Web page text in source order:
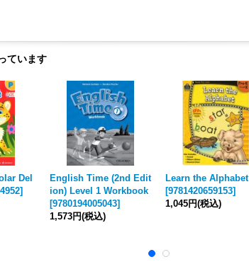
ています
Del
]
English Time (2nd Edit
ion) Level 1 Workbook
[9780194005043]
1,573円(税込)
Learn the Alphabet
[9781420659153]
1,045円(税込)